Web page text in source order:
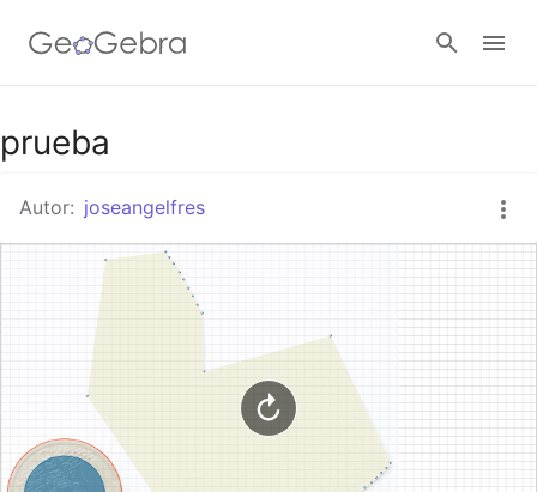
Google Classroom
GeoGebra Classroom
prueba
Autor: joseangelfres